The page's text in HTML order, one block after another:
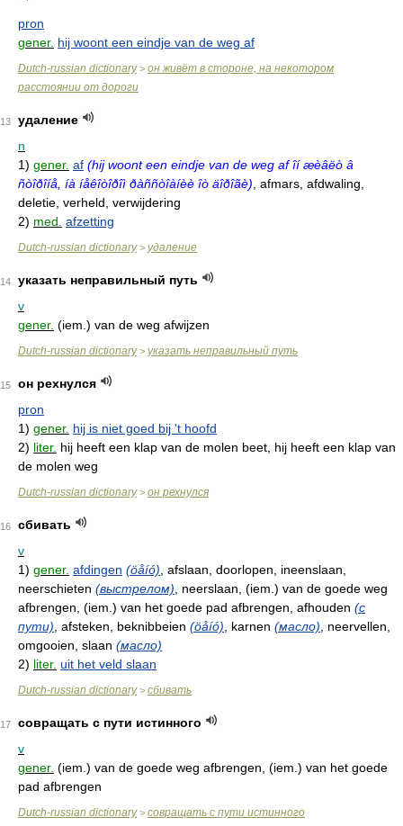
pron
gener. hij woont een eindje van de weg af
Dutch-russian dictionary> он живёт в стороне, на некотором
расстоянии от дороги
13
удаление
n
1) gener. af (hij woont een eindje van de weg af îí æèâëò â
ñòîðîíå, íà íåêîòîðîì ðàññòîàíèè îò äîðîãè) , afmars, afdwaling,
deletie, verheld, verwijdering
2) med. afzetting
Dutch-russian dictionary> удаление
14
указать неправильный путь
v
gener. (iem.) van de weg afwijzen
Dutch-russian dictionary> указать неправильный путь
15
он рехнулся
pron
1) gener. hij is niet goed bij 't hoofd
2) liter. hij heeft een klap van de molen beet, hij heeft een klap van
de molen weg
Dutch-russian dictionary> он рехнулся
16
сбивать
v
1) gener. afdingen (öåíó) , afslaan, doorlopen, ineenslaan,
neerschieten (выстрелом) , neerslaan, (iem.) van de goede weg
afbrengen, (iem.) van het goede pad afbrengen, afhouden (с
пути) , afsteken, beknibbeien (öåíó) , karnen (масло) , neervellen,
omgooien, slaan (масло)
2) liter. uit het veld slaan
Dutch-russian dictionary> сбивать
17
совращать с пути истинного
v
gener. (iem.) van de goede weg afbrengen, (iem.) van het goede
pad afbrengen
Dutch-russian dictionary> совращать с пути истинного